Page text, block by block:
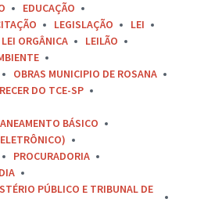
EDUCAÇÃO
LEGISLAÇÃO
LEI
LEI ORGÂNICA
LEILÃO
OBRAS MUNICIPIO DE ROSANA
DO TCE-SP
BÁSICO
PROCURADORIA
PÚBLICO E TRIBUNAL DE